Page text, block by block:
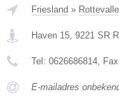
Friesland » Rottevalle
Haven 15, 9221 SR
Tel: 0626686814,
E-mailadres